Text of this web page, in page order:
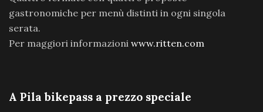
gastronomiche per menù distinti in ogni singola
serata.
Per maggiori informazioni www.ritten.com
A Pila bikepass a prezzo speciale